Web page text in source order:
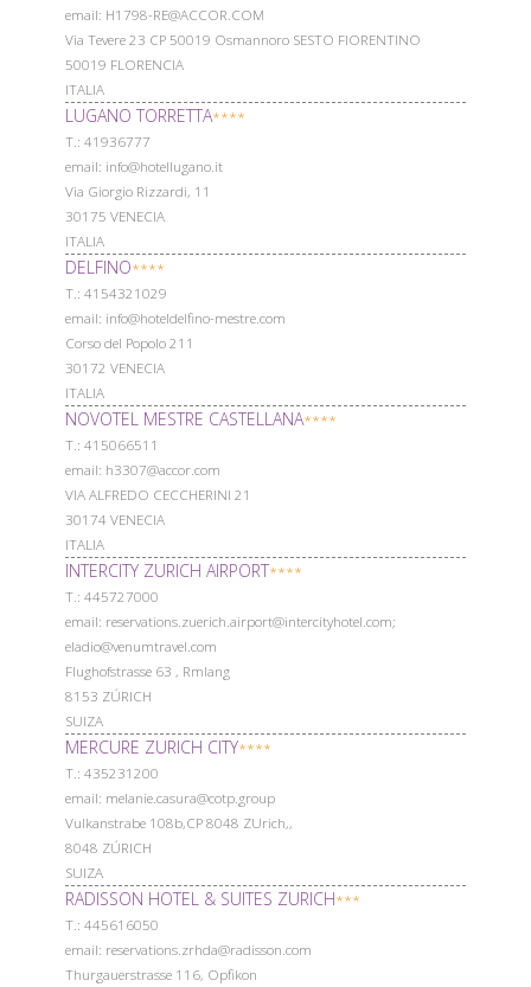
email: H1798-RE@ACCOR.COM
Via Tevere 23 CP 50019 Osmannoro SESTO FIORENTINO
50019 FLORENCIA
ITALIA
LUGANO TORRETTA****
Т.: 41936777
email: info@hotellugano.it
Via Giorgio Rizzardi, 11
30175 VENECIA
ITALIA
DELFINO****
Т.: 4154321029
email: info@hoteldelfino-mestre.com
Corso del Popolo 211
30172 VENECIA
ITALIA
NOVOTEL MESTRE CASTELLANA****
Т.: 415066511
email: h3307@accor.com
VIA ALFREDO CECCHERINI 21
30174 VENECIA
ITALIA
INTERCITY ZURICH AIRPORT****
Т.: 445727000
email: reservations.zuerich.airport@intercityhotel.com;
eladio@venumtravel.com
Flughofstrasse 63 , Rmlang
8153 ZÚRICH
SUIZA
MERCURE ZURICH CITY****
Т.: 435231200
email: melanie.casura@cotp.group
Vulkanstrabe 108b,CP 8048 ZUrich,,
8048 ZÚRICH
SUIZA
RADISSON HOTEL & SUITES ZURICH***
Т.: 445616050
email: reservations.zrhda@radisson.com
Thurgauerstrasse 116, Opfikon